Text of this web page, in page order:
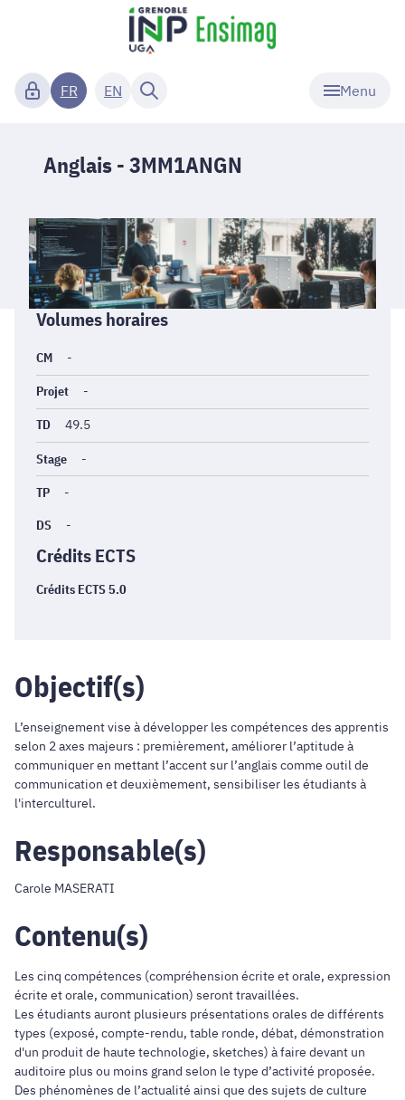
Menu
FR EN
Anglais - 3MM1ANGN
Informations
générales
Volumes horaires
CM -
Projet -
TD 49.5
Stage -
TP -
DS -
Crédits ECTS
Crédits ECTS 5.0
Objectif(s)
L’enseignement vise à développer les compétences des apprentis
selon 2 axes majeurs : premièrement, améliorer l’aptitude à
communiquer en mettant l’accent sur l’anglais comme outil de
communication et deuxièmement, sensibiliser les étudiants à
l'interculturel.
Responsable(s)
Carole MASERATI
Contenu(s)
Les cinq compétences (compréhension écrite et orale, expression
écrite et orale, communication) seront travaillées.
Les étudiants auront plusieurs présentations orales de différents
types (exposé, compte-rendu, table ronde, débat, démonstration
d'un produit de haute technologie, sketches) à faire devant un
auditoire plus ou moins grand selon le type d’activité proposée.
Des phénomènes de l’actualité ainsi que des sujets de culture